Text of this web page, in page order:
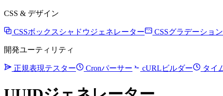
CSS & デザイン
CSSボックスシャドウジェネレーター CSSグラデーショ
開発ユーティリティ
正規表現テスター Cronパーサー cURLビルダー タイ